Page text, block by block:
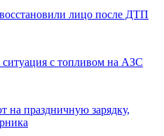
лицо после ДТП
ситуация с топливом на АЗС
на праздничную зарядку,